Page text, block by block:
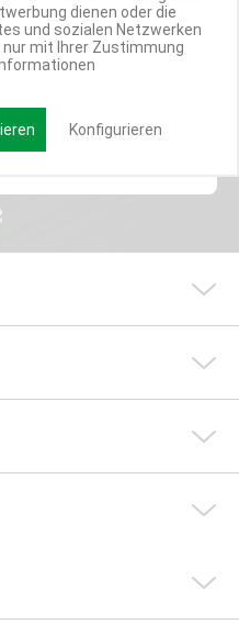
Rabatte und Aktionen
dienen oder die
und sozialen Netzwerken
mit Ihrer Zustimmung
Konfigurieren